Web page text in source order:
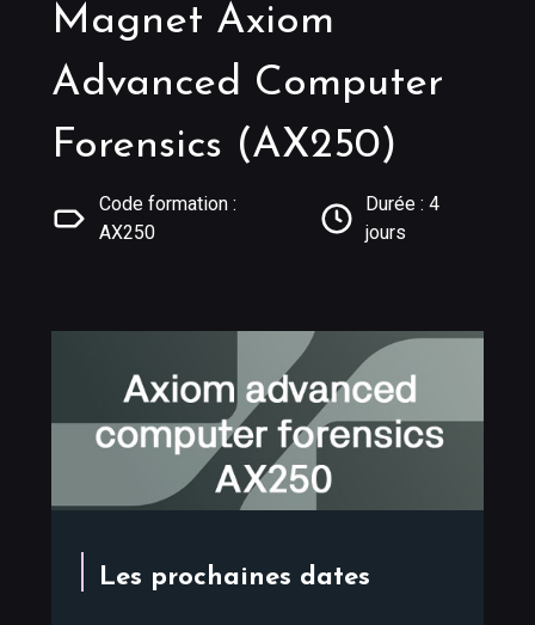
Magnet Axiom
Advanced Computer
Forensics (AX250)
Code formation :
AX250
Durée : 4
jours
Les prochaines dates